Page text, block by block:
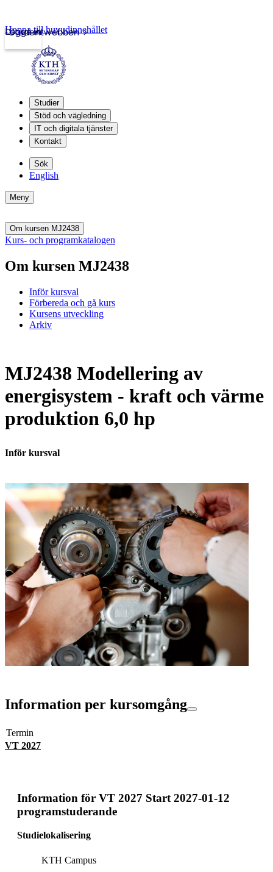
Studentwebben
Logga in
Hoppa till huvudinnehållet
Studier
Stöd och vägledning
IT och digitala tjänster
Kontakt
Sök
English
Meny
Om kursen MJ2438
Kurs- och programkatalogen
Om kursen MJ2438
Inför kursval
Förbereda och gå kurs
Kursens utveckling
Arkiv
MJ2438 Modellering av
energisystem - kraft och värme
produktion 6,0 hp
Inför kursval
Information per kursomgång
Termin
VT 2027
Information för VT 2027 Start 2027-01-12
programstuderande
Studielokalisering
KTH Campus